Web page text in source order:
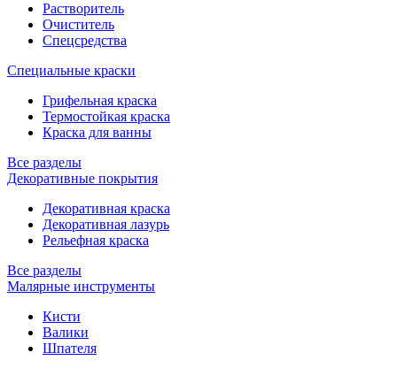
Растворитель
Очиститель
Спецсредства
Специальные краски
Грифельная краска
Термостойкая краска
Краска для ванны
Все разделы
Декоративные покрытия
Декоративная краска
Декоративная лазурь
Рельефная краска
Все разделы
Малярные инструменты
Кисти
Валики
Шпателя